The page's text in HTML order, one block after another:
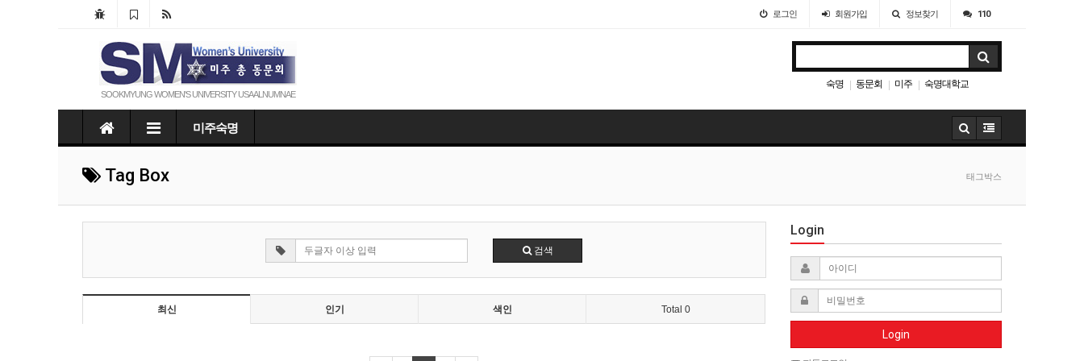
로그인 회원가입 정보찾기 110
SOOKMYUNG WOMEN'S UNIVERSITY USA ALNUMNAE
숙명 | 동문회 | 미주 | 숙명대학교
미주숙명
Tag Box 태그박스
검색
최신 인기 색인 Total 0
Login
Login